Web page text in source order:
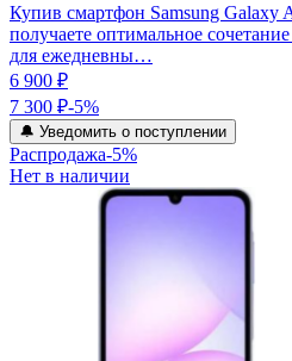
Купив смартфон Samsung Galaxy
получаете оптимальное
для ежедневны…
6 900 ₽
7 300 ₽-5%
🔔 Уведомить о поступлении
Распродажа-5%
Нет в наличии